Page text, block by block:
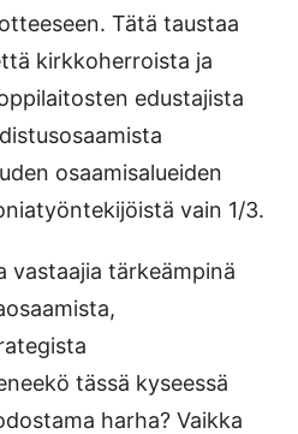
Tätä taustaa
kirkkoherroista ja
edustajista
osaamisalueiden
vain 1/3.
tärkeämpinä
tässä kyseessä
harha? Vaikka